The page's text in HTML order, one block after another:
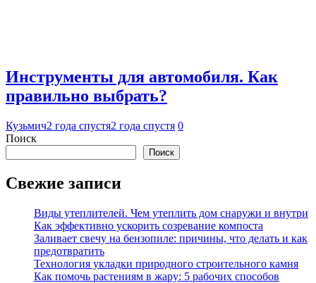
Инструменты для автомобиля. Как
правильно выбрать?
Кузьмич2 года спустя2 года спустя 0
Поиск
Поиск
Свежие записи
Виды утеплителей. Чем утеплить дом снаружи и внутри
Как эффективно ускорить созревание компоста
Заливает свечу на бензопиле: причины, что делать и как
предотвратить
Технология укладки природного строительного камня
Как помочь растениям в жару: 5 рабочих способов